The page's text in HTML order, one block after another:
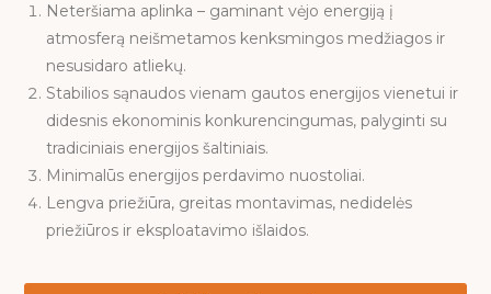
Neteršiama aplinka – gaminant vėjo energiją į
atmosferą neišmetamos kenksmingos medžiagos ir
nesusidaro atliekų.
Stabilios sąnaudos vienam gautos energijos vienetui ir
didesnis ekonominis konkurencingumas, palyginti su
tradiciniais energijos šaltiniais.
Minimalūs energijos perdavimo nuostoliai.
Lengva priežiūra, greitas montavimas, nedidelės
priežiūros ir eksploatavimo išlaidos.